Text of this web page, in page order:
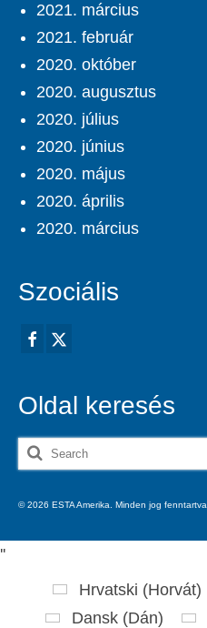
2021. március
2021. február
2020. október
2020. augusztus
2020. július
2020. június
2020. május
2020. április
2020. március
Szociális
Oldal keresés
Search
for:
© 2026 ESTA Amerika. Minden jog fenntartva.
''
Hrvatski (Horvát)
Dansk(Dán)